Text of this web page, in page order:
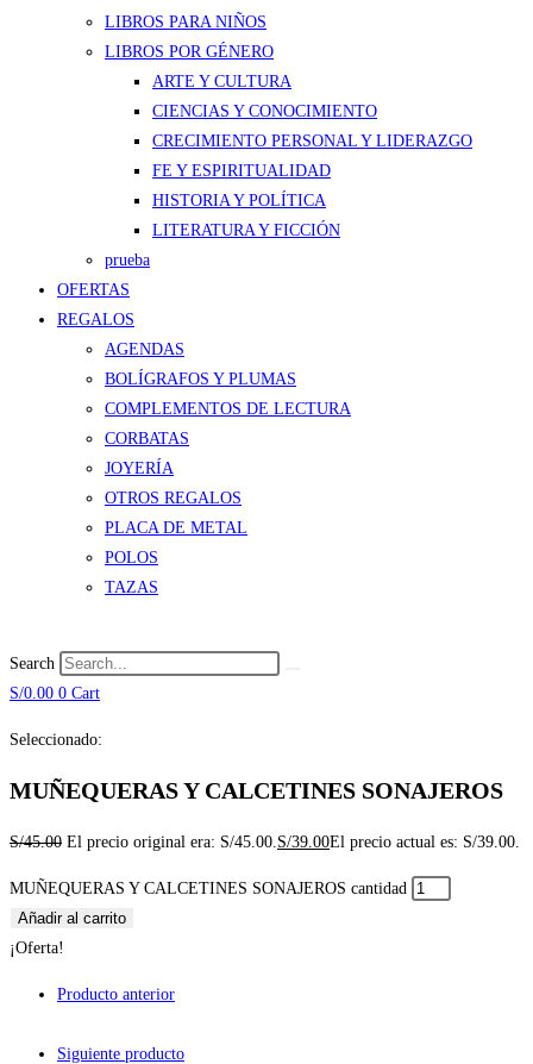
LIBROS PARA NIÑOS
LIBROS POR GÉNERO
ARTE Y CULTURA
CIENCIAS Y CONOCIMIENTO
CRECIMIENTO PERSONAL Y LIDERAZGO
FE Y ESPIRITUALIDAD
HISTORIA Y POLÍTICA
LITERATURA Y FICCIÓN
prueba
OFERTAS
REGALOS
AGENDAS
BOLÍGRAFOS Y PLUMAS
COMPLEMENTOS DE LECTURA
CORBATAS
JOYERÍA
OTROS REGALOS
PLACA DE METAL
POLOS
TAZAS
Search
S/0.00 0 Cart
Seleccionado:
MUÑEQUERAS Y CALCETINES SONAJEROS
S/45.00 El precio original era: S/45.00. S/39.00El precio actual es: S/39.00.
MUÑEQUERAS Y CALCETINES SONAJEROS cantidad
Añadir al carrito
¡Oferta!
Producto anterior
Siguiente producto